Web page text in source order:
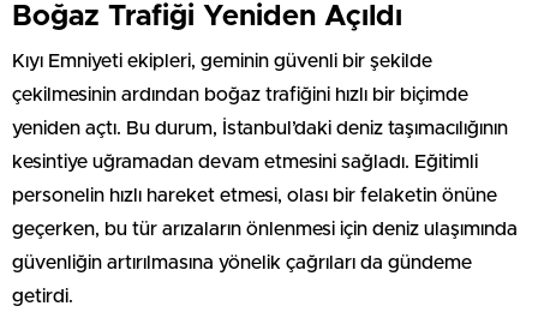
Boğaz Trafiği Yeniden Açıldı
Kıyı Emniyeti ekipleri, geminin güvenli bir şekilde
çekilmesinin ardından boğaz trafiğini hızlı bir biçimde
yeniden açtı. Bu durum, İstanbul’daki deniz taşımacılığının
kesintiye uğramadan devam etmesini sağladı. Eğitimli
personelin hızlı hareket etmesi, olası bir felaketin önüne
geçerken, bu tür arızaların önlenmesi için deniz ulaşımında
güvenliğin artırılmasına yönelik çağrıları da gündeme
getirdi.